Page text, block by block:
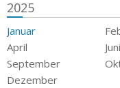
2025
Januar
April
Juni
September
Dezember